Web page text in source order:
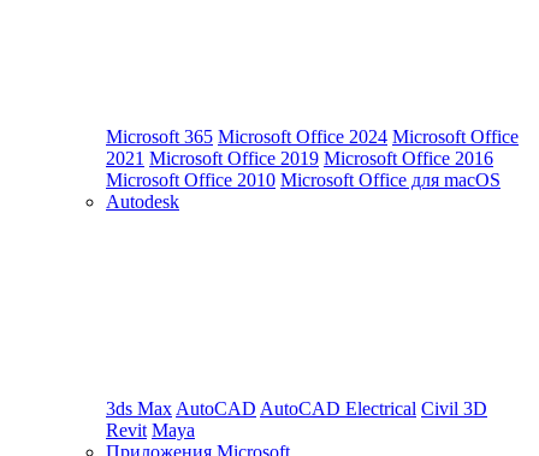
Microsoft 365 Microsoft Office 2024 Microsoft Office
2021 Microsoft Office 2019 Microsoft Office 2016
Microsoft Office 2010 Microsoft Office для macOS
Autodesk
3ds Max AutoCAD AutoCAD Electrical Civil 3D
Revit Maya
Приложения Microsoft